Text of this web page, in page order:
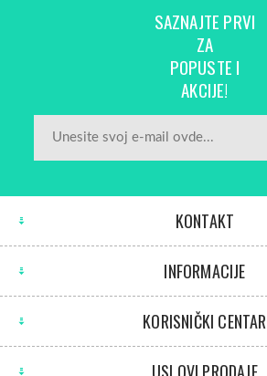
SAZNAJTE PRVI
ZA
POPUSTE I
AKCIJE!
KONTAKT
INFORMACIJE
KORISNIČKI CENTAR